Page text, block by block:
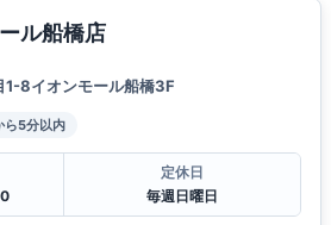
ル船橋店
1-8イオンモール船橋3F
ら5分以内
定休日
毎週日曜日